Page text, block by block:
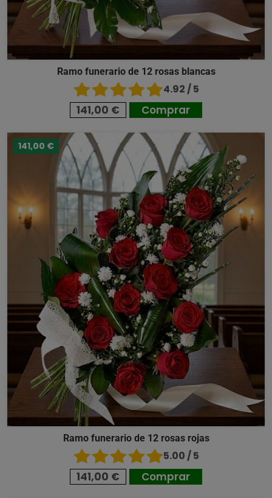
Ramo funerario de 12 rosas blancas
4.92 / 5
141,00 € Comprar
141,00 €
Ramo funerario de 12 rosas rojas
5.00 / 5
141,00 € Comprar